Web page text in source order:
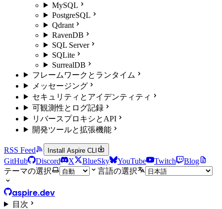
MySQL
PostgreSQL
Qdrant
RavenDB
SQL Server
SQLite
SurrealDB
フレームワークとランタイム
メッセージング
セキュリティとアイデンティティ
可観測性とログ記録
リバースプロキシとAPI
開発ツールと拡張機能
RSS Feed Install Aspire CLI
GitHub Discord X BlueSky YouTube Twitch
Blog
テーマの選択
言語の選択
aspire.dev
目次